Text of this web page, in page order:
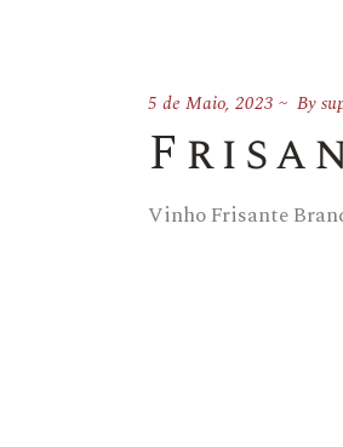
5 de Maio, 2023 By
Vinho Frisante